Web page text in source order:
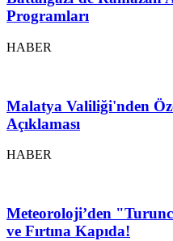
Programları
HABER
Malatya Valiliği'nden
Açıklaması
HABER
Meteoroloji’den
ve Fırtına Kapıda!